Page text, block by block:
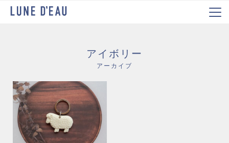
アイボリー
アーカイブ